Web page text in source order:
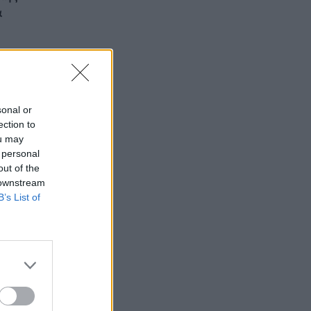
or
to
may
of the
List of